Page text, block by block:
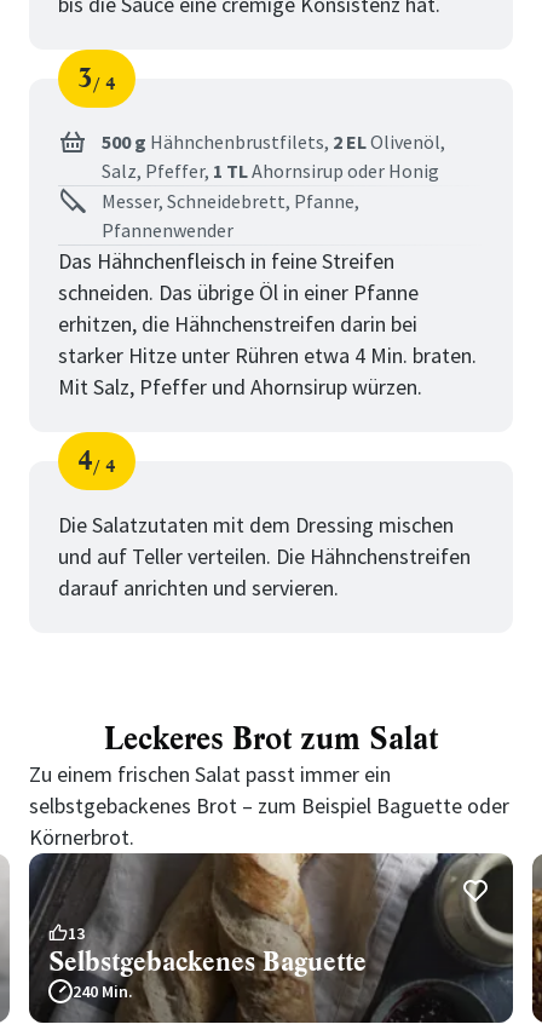
Schritt
3
von
4
500 g Hähnchenbrustfilets, 2 ELOlivenöl,
Salz, Pfeffer, 1 TLAhornsirup oder Honig
Messer, Schneidebrett, Pfanne,
Pfannenwender
Das Hähnchenfleisch in feine Streifen
schneiden. Das übrige Öl in einer Pfanne
erhitzen, die Hähnchenstreifen darin bei
starker Hitze unter Rühren etwa 4 Min. braten.
Mit Salz, Pfeffer und Ahornsirup würzen.
Schritt
4
von
4
Die Salatzutaten mit dem Dressing mischen
und auf Teller verteilen. Die Hähnchenstreifen
darauf anrichten und servieren.
Leckeres Brot zum Salat
Zu einem frischen Salat passt immer ein
selbstgebackenes Brot – zum Beispiel Baguette oder
Körnerbrot.
13
Selbstgebackenes Baguette
240 Min.